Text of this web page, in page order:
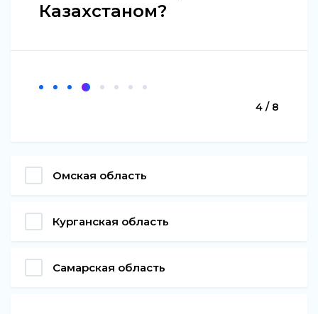
Казахстаном?
4 / 8
Омская область
Курганская область
Самарская область